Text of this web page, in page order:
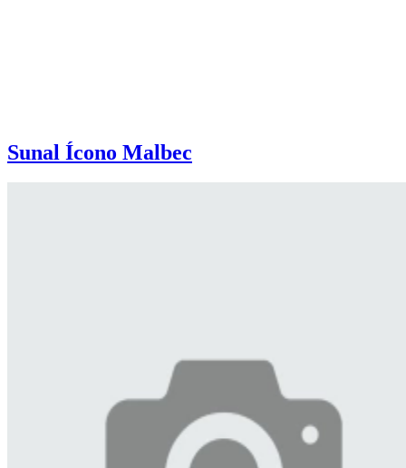
Sunal Ícono Malbec